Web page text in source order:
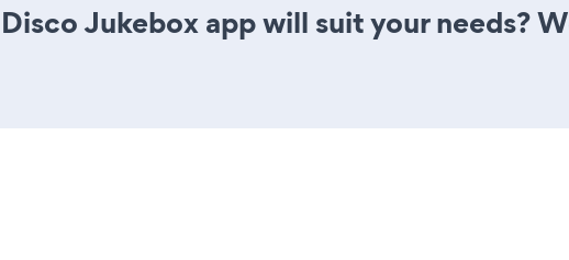
Jukebox app will suit your needs?